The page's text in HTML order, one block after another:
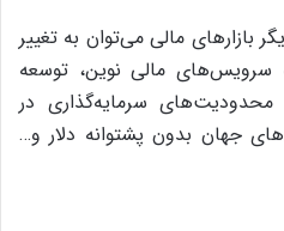
بازارهای مالی می‌توان به تغییر
سرویس‌های مالی نوین، توسعه
سرمایه‌گذاری در
جهان بدون پشتوانه دلار و…